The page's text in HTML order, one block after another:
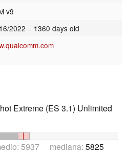
v9
2022 = 1360 days old
Extreme (ES 3.1) Unlimited
5937 mediana: 5825